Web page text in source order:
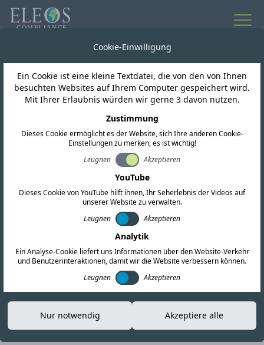
GLOBALE COMPLIANCE-PLATTFORM
Intelligence Hub
Erhalten Sie mit dem Eleos Intelligence Hub
sofortigen Zugriff auf sorgfältig
zusammengestellte globale regulatorische
Informationen für HF-Technologien.
Kontaktieren Sie uns
Fordern Sie eine kostenlose Testversion an
Wählen Sie Eleos als Ihren globalen Compliance-Partner
Cookie-Einwilligung
Ein Cookie ist eine kleine Textdatei, die von den von Ihnen
besuchten Websites auf Ihrem Computer gespeichert wird.
Mit Ihrer Erlaubnis würden wir gerne 3 davon nutzen.
Zustimmung
Dieses Cookie ermöglicht es der Website, sich Ihre anderen Cookie-
Einstellungen zu merken, es ist wichtig!
Leugnen
Akzeptieren
YouTube
Dieses Cookie von YouTube hilft ihnen, Ihr Seherlebnis der Videos auf
unserer Website zu verwalten.
Leugnen
Akzeptieren
Analytik
Ein Analyse-Cookie liefert uns Informationen über den Website-Verkehr
und Benutzerinteraktionen, damit wir die Website verbessern können.
Leugnen
Akzeptieren
Nur notwendig Akzeptiere alle